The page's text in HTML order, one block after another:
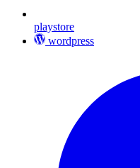
playstore
wordpress